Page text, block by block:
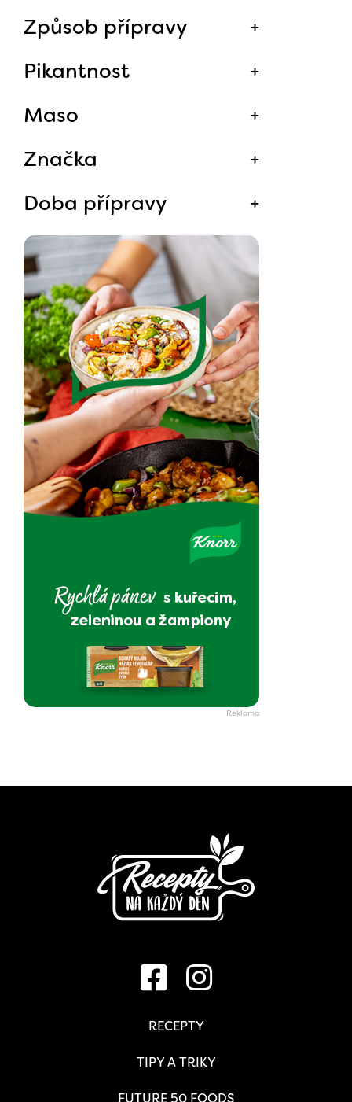
Způsob přípravy
Pikantnost
Maso
Značka
Doba přípravy
RECEPTY
TIPY A TRIKY
FUTURE 50 FOODS